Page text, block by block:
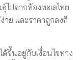
ปจากท้องทะเลไทย
าย และราคาถูกลงก็
ขึ้นอยู่กับเงื่อนไขทาง